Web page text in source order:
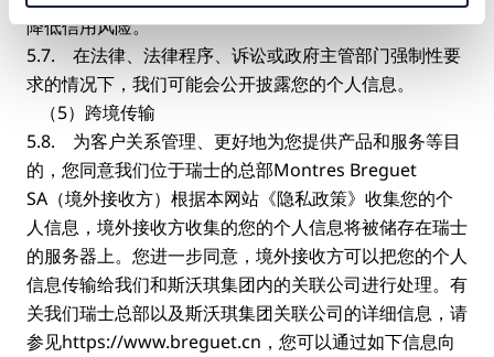
降低信用风险。
5.7. 在法律、法律程序、诉讼或政府主管部门强制性要
求的情况下，我们可能会公开披露您的个人信息。
（5）跨境传输
5.8. 为客户关系管理、更好地为您提供产品和服务等目
的，您同意我们位于瑞士的总部Montres Breguet
SA（境外接收方）根据本网站《隐私政策》收集您的个
人信息，境外接收方收集的您的个人信息将被储存在瑞士
的服务器上。您进一步同意，境外接收方可以把您的个人
信息传输给我们和斯沃琪集团内的关联公司进行处理。有
关我们瑞士总部以及斯沃琪集团关联公司的详细信息，请
参见https://www.breguet.cn，您可以通过如下信息向